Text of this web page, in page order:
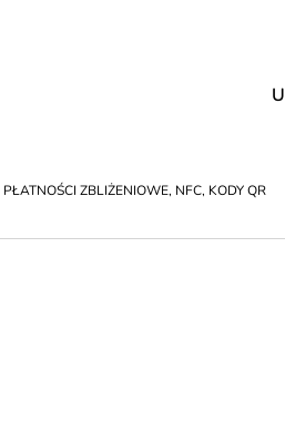
PŁATNOŚCI ZBLIŻENIOWE, NFC, KODY QR